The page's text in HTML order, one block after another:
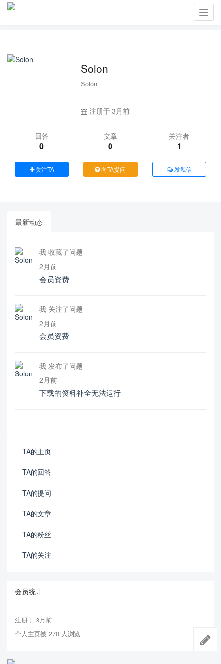
Solon
Solon
注册于 3月前
回答
0
文章
0
关注者
1
关注TA 向TA提问 发私信
最新动态
我 收藏了问题
2月前
会员资费
我 关注了问题
2月前
会员资费
我 发布了问题
2月前
下载的资料补全无法运行
TA的主页
TA的回答
TA的提问
TA的文章
TA的粉丝
TA的关注
会员统计
注册于 3月前
个人主页被 270 人浏览